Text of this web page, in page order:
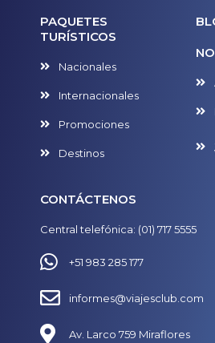
PAQUETES
TURÍSTICOS
Nacionales
Internacionales
Promociones
Destinos
CONTÁCTENOS
Central telefónica: (01) 717 5555
+51 983 285 177
informes@viajesclub.com
Av. Larco 759 Miraflores